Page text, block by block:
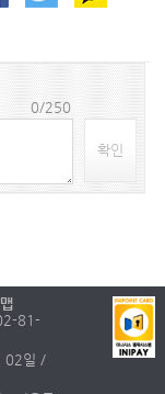
0/250
확인
81-
02일 /